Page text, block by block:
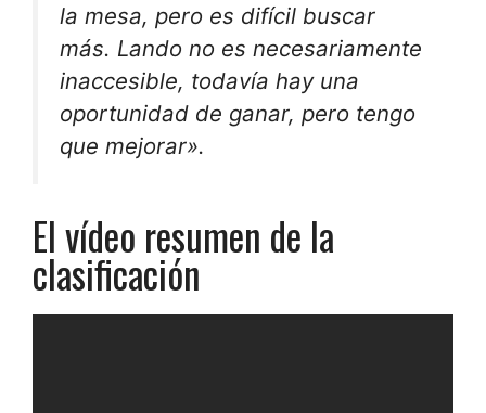
la mesa, pero es difícil buscar
más. Lando no es necesariamente
inaccesible, todavía hay una
oportunidad de ganar, pero tengo
que mejorar».
El vídeo resumen de la
clasificación